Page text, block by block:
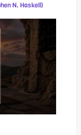
N. Haskell)